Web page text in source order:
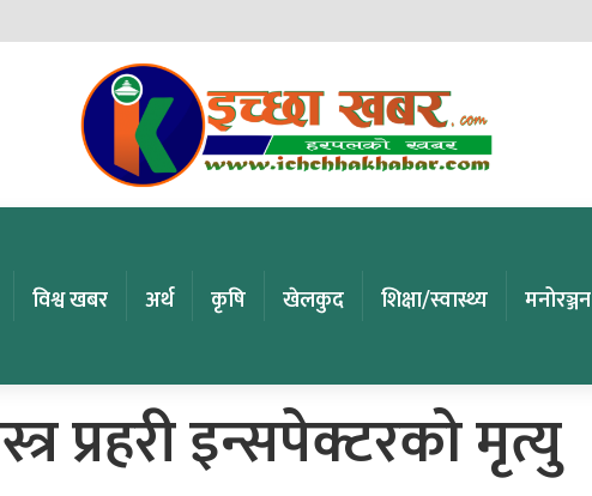
विश्व खबर अर्थ कृषि खेलकुद शिक्षा/स्वास्थ्य मनोरञ्जन
प्रहरी इन्सपेक्टरको मृत्यु